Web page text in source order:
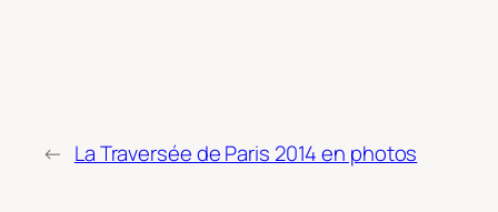
← La Traversée de Paris 2014 en photos